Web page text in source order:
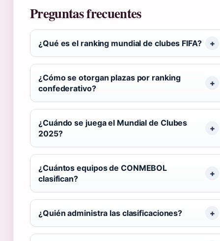
Preguntas frecuentes
¿Qué es el ranking mundial de clubes FIFA?
¿Cómo se otorgan plazas por ranking
confederativo?
¿Cuándo se juega el Mundial de Clubes
2025?
¿Cuántos equipos de CONMEBOL
clasifican?
¿Quién administra las clasificaciones?